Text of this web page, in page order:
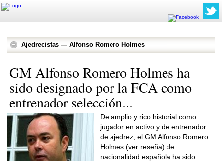
Ajedrecistas — Alfonso Romero Holmes
GM Alfonso Romero Holmes ha
sido designado por la FCA como
entrenador selección...
De amplio y rico historial como
jugador en activo y de entrenador
de ajedrez, el GM Alfonso Romero
Holmes (ver reseña) de
nacionalidad española ha sido